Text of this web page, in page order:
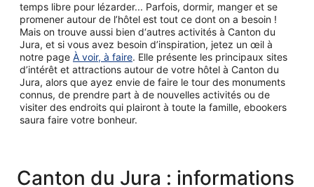
temps libre pour lézarder... Parfois, dormir, manger et se
promener autour de l’hôtel est tout ce dont on a besoin !
Mais on trouve aussi bien d‘autres activités à Canton du
Jura, et si vous avez besoin d’inspiration, jetez un œil à
notre page À voir, à faire. Elle présente les principaux sites
d’intérêt et attractions autour de votre hôtel à Canton du
Jura, alors que ayez envie de faire le tour des monuments
connus, de prendre part à de nouvelles activités ou de
visiter des endroits qui plairont à toute la famille, ebookers
saura faire votre bonheur.
Canton du Jura : informations